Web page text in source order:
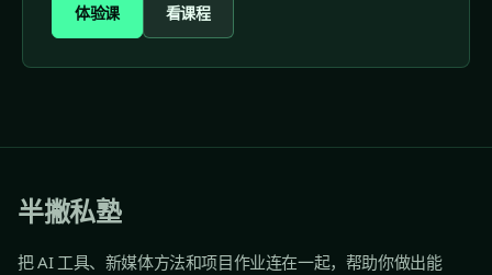
体验课 看课程
半撇私塾
把 AI 工具、新媒体方法和项目作业连在一起，帮助你做出能